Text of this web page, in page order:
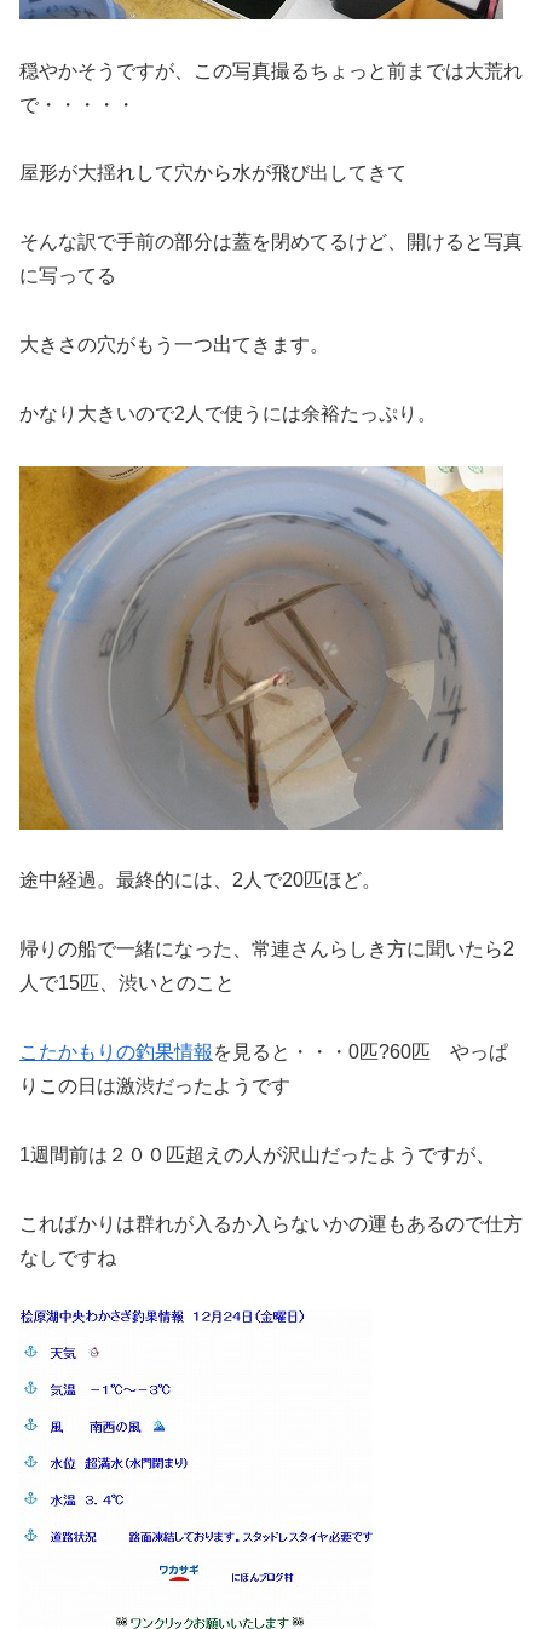
穏やかそうですが、この写真撮るちょっと前までは大荒れ
で・・・・・
屋形が大揺れして穴から水が飛び出してきて
そんな訳で手前の部分は蓋を閉めてるけど、開けると写真
に写ってる
大きさの穴がもう一つ出てきます。
かなり大きいので2人で使うには余裕たっぷり。
途中経過。最終的には、2人で20匹ほど。
帰りの船で一緒になった、常連さんらしき方に聞いたら2
人で15匹、渋いとのこと
こたかもりの釣果情報 を見ると・・・0匹?60匹 やっぱ
りこの日は激渋だったようです
1週間前は２００匹超えの人が沢山だったようですが、
こればかりは群れが入るか入らないかの運もあるので仕方
なしですね